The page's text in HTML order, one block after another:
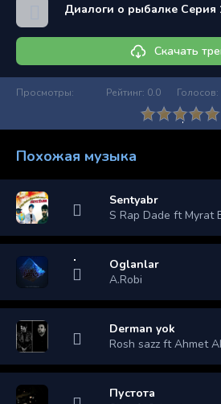
Диалоги о рыбалке Серия
Скачать
Просмотры: Рейтинг: 0.0 Голосов:
Похожая музыка
Sentyabr
S Rap Dade ft Myrat
Oglanlar
A.Robi
Derman yok
Rosh sazz ft Ahmet
Пустота